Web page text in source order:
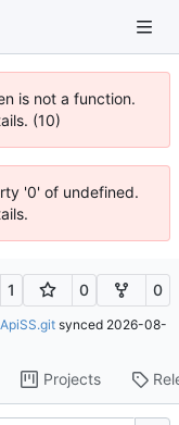
is not a function.
(10)
'0' of undefined.
1 0 0
synced 2026-08-
Projects